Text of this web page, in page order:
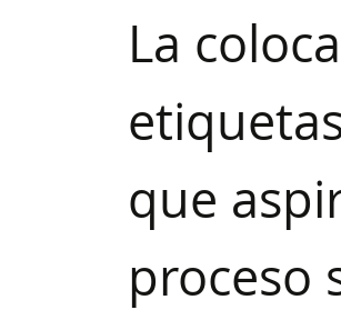
La
que
proceso